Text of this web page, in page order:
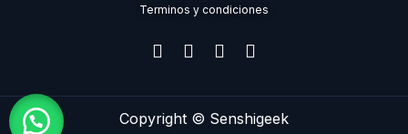
Terminos y condiciones
F
a
e
b
I
n
t
a
T
i
t
o
W
h
t
s
Copyright © Senshigeek